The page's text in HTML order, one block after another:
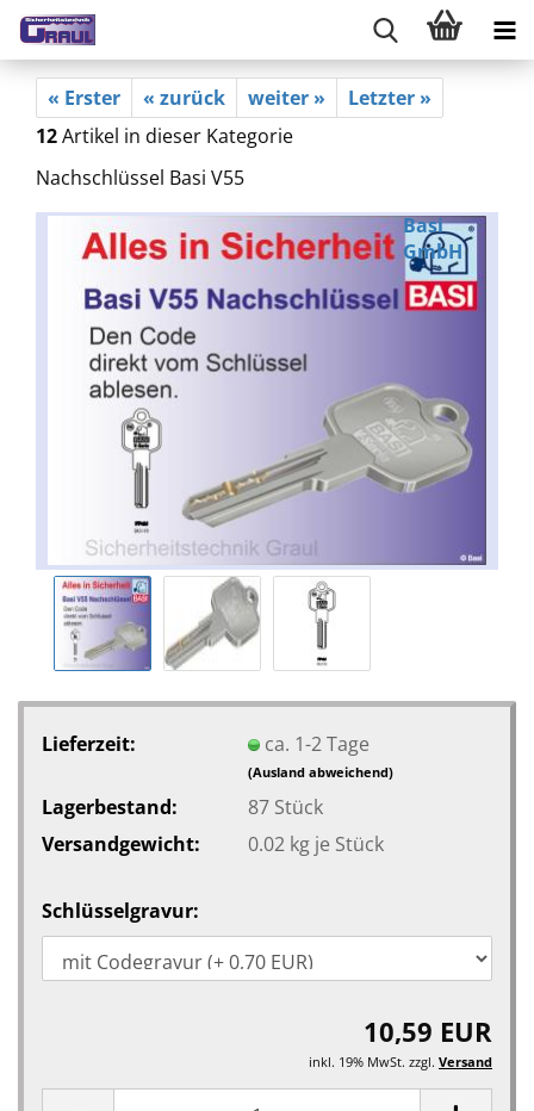
« Erster « zurück weiter »
Letzter »
12Artikel in dieser Kategorie
Nachschlüssel Basi V55
Basi
GmbH
Lieferzeit: ca. 1-2 Tage
(Ausland abweichend)
Lagerbestand: 87 Stück
Versandgewicht:
0.02kg je Stück
Schlüsselgravur:
10,59 EUR
inkl. 19% MwSt. zzgl. Versand